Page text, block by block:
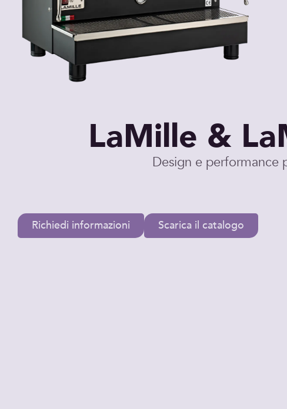
LaMille &
Design e performance
Richiedi informazioni Scarica il catalogo